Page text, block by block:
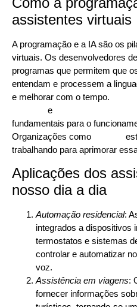
assistentes virtuais
A programação e a IA são os
virtuais. Os desenvolvedores
programas que permitem que
entendam e processem a
e melhorar com o tempo.
e
fundamentais para o
Organizações como
trabalhando para aprimorar
Aplicações dos
nosso dia a dia
Automação residencial:
integrados a dispositivos
termostatos e sistemas
controlar e automatizar
voz.
Assistência em viagens:
fornecer informações